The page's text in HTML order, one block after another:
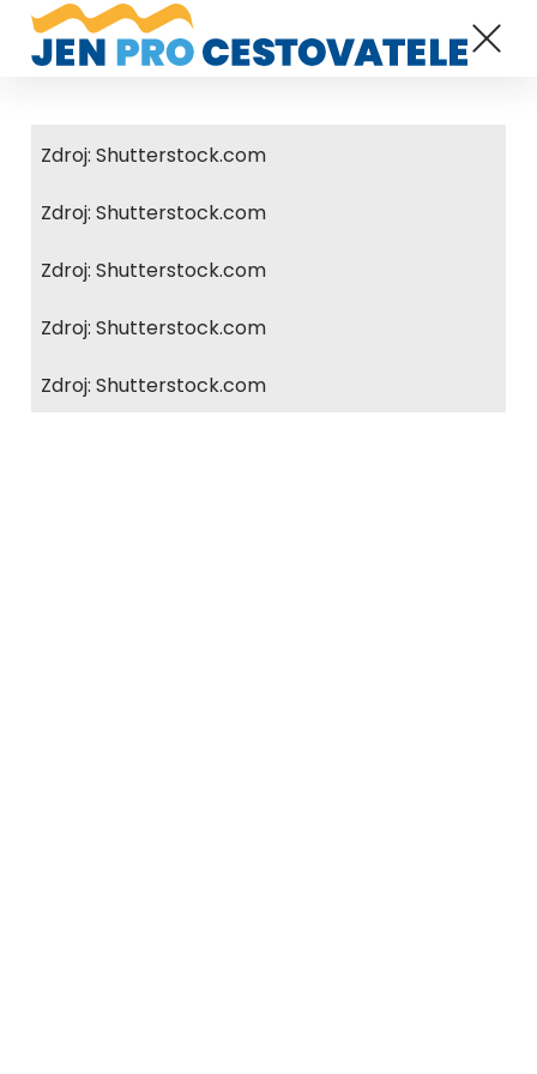
Zdroj: Shutterstock.com
Zdroj: Shutterstock.com
Zdroj: Shutterstock.com
Zdroj: Shutterstock.com
Zdroj: Shutterstock.com